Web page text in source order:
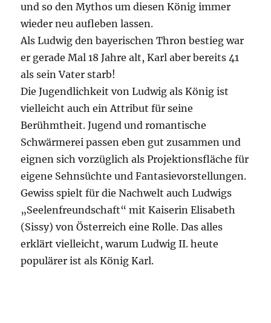
und so den Mythos um diesen König immer
wieder neu aufleben lassen.
Als Ludwig den bayerischen Thron bestieg war
er gerade Mal 18 Jahre alt, Karl aber bereits 41
als sein Vater starb!
Die Jugendlichkeit von Ludwig als König ist
vielleicht auch ein Attribut für seine
Berühmtheit. Jugend und romantische
Schwärmerei passen eben gut zusammen und
eignen sich vorzüglich als Projektionsfläche für
eigene Sehnsüchte und Fantasievorstellungen.
Gewiss spielt für die Nachwelt auch Ludwigs
„Seelenfreundschaft“ mit Kaiserin Elisabeth
(Sissy) von Österreich eine Rolle. Das alles
erklärt vielleicht, warum Ludwig II. heute
populärer ist als König Karl.